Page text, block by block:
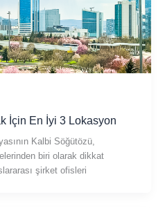
İçin En İyi 3 Lokasyon
Kalbi Söğütözü,
biri olarak dikkat
şirket ofisleri